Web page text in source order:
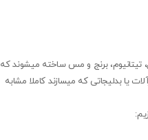
تیتانیوم، برنج و مس ساخته میشوند که
یا بدلیجاتی که میسازند کاملا مشابه